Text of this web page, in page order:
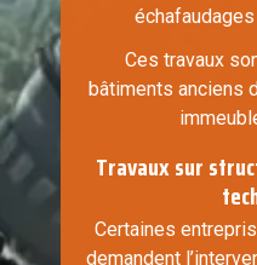
Ces travaux
bâtiments anciens
Travaux sur
Certaines
demandent